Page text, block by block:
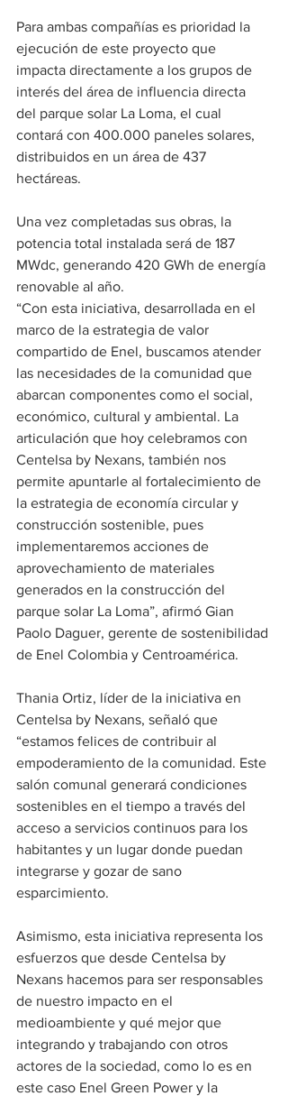
Para ambas compañías es prioridad la
ejecución de este proyecto que
impacta directamente a los grupos de
interés del área de influencia directa
del parque solar La Loma, el cual
contará con 400.000 paneles solares,
distribuidos en un área de 437
hectáreas.
Una vez completadas sus obras, la
potencia total instalada será de 187
MWdc, generando 420 GWh de energía
renovable al año.
“Con esta iniciativa, desarrollada en el
marco de la estrategia de valor
compartido de Enel, buscamos atender
las necesidades de la comunidad que
abarcan componentes como el social,
económico, cultural y ambiental. La
articulación que hoy celebramos con
Centelsa by Nexans, también nos
permite apuntarle al fortalecimiento de
la estrategia de economía circular y
construcción sostenible, pues
implementaremos acciones de
aprovechamiento de materiales
generados en la construcción del
parque solar La Loma”, afirmó Gian
Paolo Daguer, gerente de sostenibilidad
de Enel Colombia y Centroamérica.
Thania Ortiz, líder de la iniciativa en
Centelsa by Nexans, señaló que
“estamos felices de contribuir al
empoderamiento de la comunidad. Este
salón comunal generará condiciones
sostenibles en el tiempo a través del
acceso a servicios continuos para los
habitantes y un lugar donde puedan
integrarse y gozar de sano
esparcimiento.
Asimismo, esta iniciativa representa los
esfuerzos que desde Centelsa by
Nexans hacemos para ser responsables
de nuestro impacto en el
medioambiente y qué mejor que
integrando y trabajando con otros
actores de la sociedad, como lo es en
este caso Enel Green Power y la